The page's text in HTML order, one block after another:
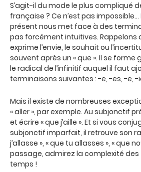
S’agit-il du mode le plus compliqué
française ? Ce n’est pas
présent nous met face à des
pas forcément intuitives. Rappelons
exprime l’envie, le souhait ou
souvent après un « que ». Il se
le radical de l’infinitif auquel il faut
terminaisons suivantes : -e, -es, -e, -
Mais il existe de nombreuses
« aller », par exemple. Au subjonctif
et écrire « que j’aille ». Et si vous
subjonctif imparfait, il retrouve son
j’allasse », « que tu allasses », « que
passage, admirez la complexité
temps !